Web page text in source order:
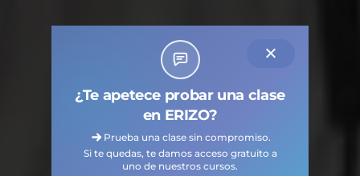
¿Te apetece probar una clase
en ERIZO?
Prueba una clase sin compromiso.
Si te quedas, te damos acceso gratuito a
uno de nuestros cursos.